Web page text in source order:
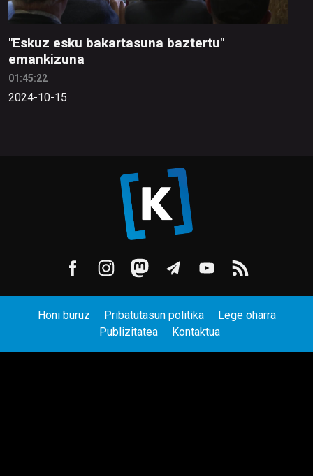
"Eskuz esku bakartasuna baztertu"
emankizuna
01:45:22
2024-10-15
Honi buruz Pribatutasun politika
Lege oharra
Publizitatea
Kontaktua